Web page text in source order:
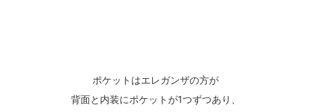
ポケットはエレガンザの方が
背面と内装にポケットが1つずつあり、